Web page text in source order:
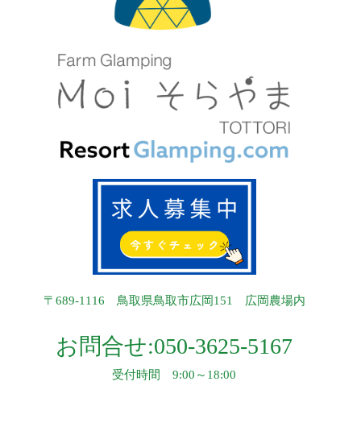
〒689-1116 鳥取県鳥取市広岡151 広岡農場内
お問合せ:050-3625-5167
受付時間 9:00～18:00